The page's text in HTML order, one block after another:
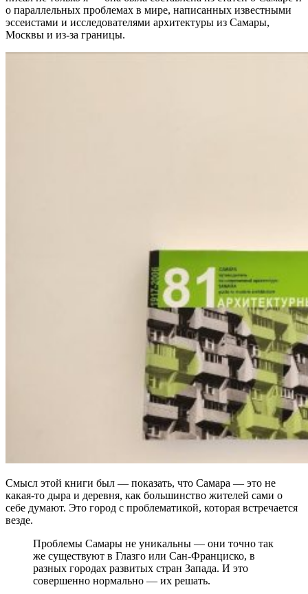
о параллельных проблемах в мире, написанных известными
эссеистами и исследователями архитектуры из Самары,
Москвы и из-за границы.
Смысл этой книги был — показать, что Самара — это не
какая-то дыра и деревня, как большинство жителей сами о
себе думают. Это город с проблематикой, которая встречается
везде.
Проблемы Самары не уникальны — они точно так
же существуют в Глазго или Сан-Франциско, в
разных городах развитых стран Запада. И это
совершенно нормально — их решать.